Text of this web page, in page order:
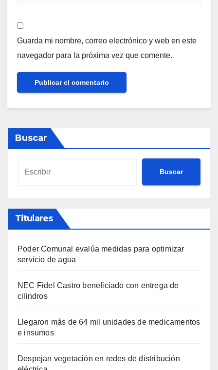
Guarda mi nombre, correo electrónico y web en este
navegador para la próxima vez que comente.
Buscar
Buscar
Titulares
Poder Comunal evalúa medidas para optimizar
servicio de agua
NEC Fidel Castro beneficiado con entrega de
cilindros
Llegaron más de 64 mil unidades de medicamentos
e insumos
Despejan vegetación en redes de distribución